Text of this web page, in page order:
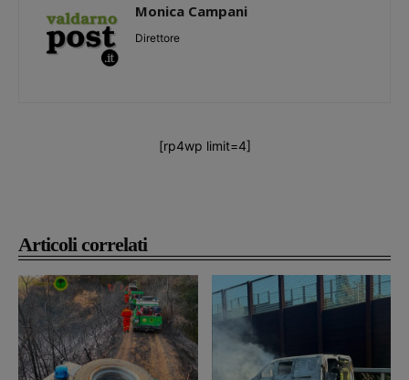
Articoli correlati
Monica Campani
Direttore
[rp4wp limit=4]